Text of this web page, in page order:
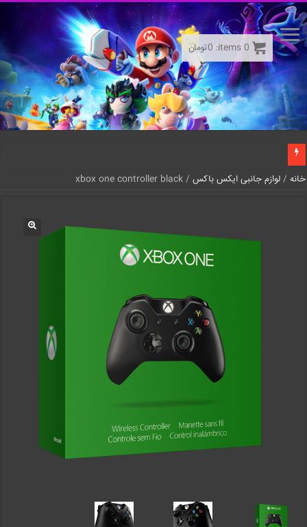
خانه /لوازم جانبی ایکس باکس / xbox one controller black
0
items:
0تومان